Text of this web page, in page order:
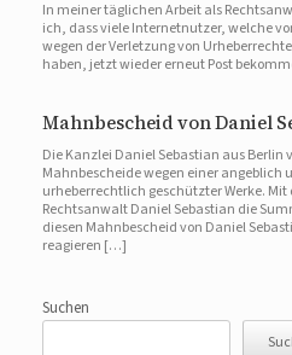
In meiner täglichen Arbeit als
ich, dass viele Internetnutzer, welche
wegen der Verletzung von
haben, jetzt wieder erneut Post
Mahnbescheid von Daniel
Die Kanzlei Daniel Sebastian aus
Mahnbescheide wegen einer angeblich
urheberrechtlich geschützter Werke.
Rechtsanwalt Daniel Sebastian die
diesen Mahnbescheid von Daniel
reagieren […]
Suchen